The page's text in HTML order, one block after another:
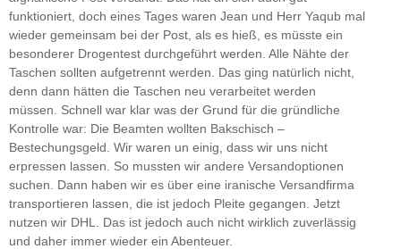
funktioniert, doch eines Tages waren Jean und Herr Yaqub mal
wieder gemeinsam bei der Post, als es hieß, es müsste ein
besonderer Drogentest durchgeführt werden. Alle Nähte der
Taschen sollten aufgetrennt werden. Das ging natürlich nicht,
denn dann hätten die Taschen neu verarbeitet werden
müssen. Schnell war klar was der Grund für die gründliche
Kontrolle war: Die Beamten wollten Bakschisch –
Bestechungsgeld. Wir waren un einig, dass wir uns nicht
erpressen lassen. So mussten wir andere Versandoptionen
suchen. Dann haben wir es über eine iranische Versandfirma
transportieren lassen, die ist jedoch Pleite gegangen. Jetzt
nutzen wir DHL. Das ist jedoch auch nicht wirklich zuverlässig
und daher immer wieder ein Abenteuer.